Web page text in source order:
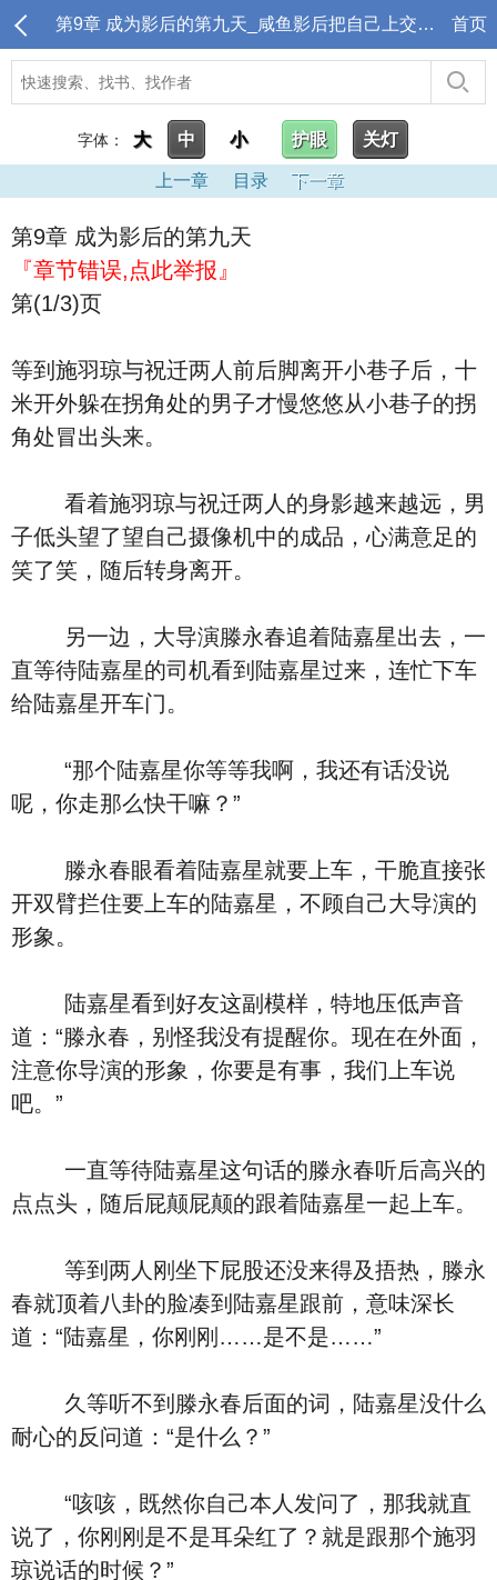
第9章 成为影后的第九天_咸鱼影后把自己上交给奥运滑雪［竞技］ 首页
字体： 大 中 小 护眼 关灯
上一章 目录 下一章
第9章 成为影后的第九天
『章节错误,点此举报』
第(1/3)页
等到施羽琼与祝迁两人前后脚离开小巷子后，十
米开外躲在拐角处的男子才慢悠悠从小巷子的拐
角处冒出头来。
看着施羽琼与祝迁两人的身影越来越远，男
子低头望了望自己摄像机中的成品，心满意足的
笑了笑，随后转身离开。
另一边，大导演滕永春追着陆嘉星出去，一
直等待陆嘉星的司机看到陆嘉星过来，连忙下车
给陆嘉星开车门。
“那个陆嘉星你等等我啊，我还有话没说
呢，你走那么快干嘛？”
滕永春眼看着陆嘉星就要上车，干脆直接张
开双臂拦住要上车的陆嘉星，不顾自己大导演的
形象。
陆嘉星看到好友这副模样，特地压低声音
道：“滕永春，别怪我没有提醒你。现在在外面，
注意你导演的形象，你要是有事，我们上车说
吧。”
一直等待陆嘉星这句话的滕永春听后高兴的
点点头，随后屁颠屁颠的跟着陆嘉星一起上车。
等到两人刚坐下屁股还没来得及捂热，滕永
春就顶着八卦的脸凑到陆嘉星跟前，意味深长
道：“陆嘉星，你刚刚……是不是……”
久等听不到滕永春后面的词，陆嘉星没什么
耐心的反问道：“是什么？”
“咳咳，既然你自己本人发问了，那我就直
说了，你刚刚是不是耳朵红了？就是跟那个施羽
琼说话的时候？”